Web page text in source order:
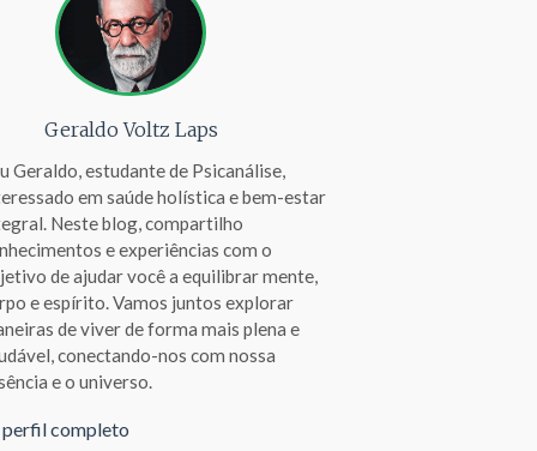
Geraldo Voltz Laps
Geraldo, estudante de Psicanálise,
em saúde holística e bem-estar
Neste blog, compartilho
e experiências com o
de ajudar você a equilibrar mente,
e espírito. Vamos juntos explorar
de viver de forma mais plena e
conectando-nos com nossa
e o universo.
perfil completo